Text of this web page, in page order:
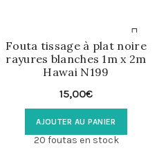
Fouta tissage à plat noire
rayures blanches 1m x 2m
Hawai N199
15,00€
AJOUTER AU PANIER
20 foutas en stock